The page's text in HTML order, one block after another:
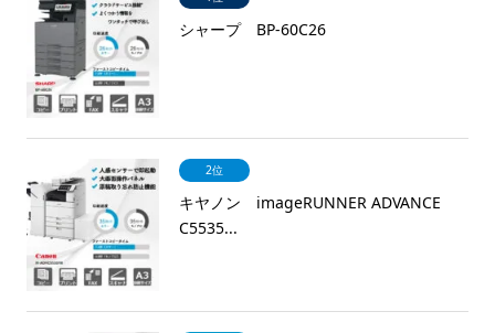
シャープ BP-60C26
2位
キヤノン imageRUNNER ADVANCE
C5535...